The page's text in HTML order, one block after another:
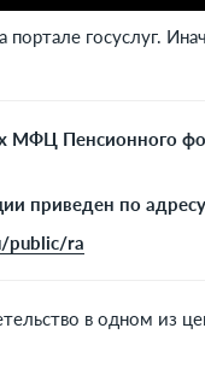
госуслуг.
МФЦ Пенсионного
приведен по
public/ra
в одном из